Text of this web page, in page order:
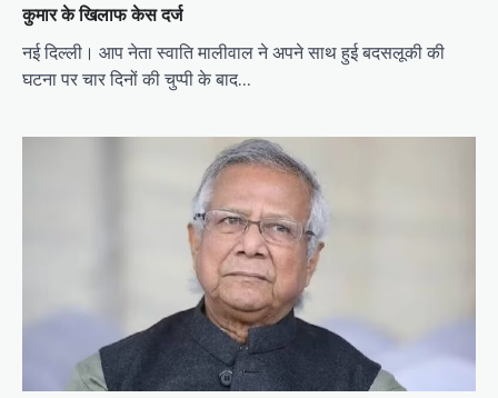
कुमार के खिलाफ केस दर्ज
नई दिल्ली। आप नेता स्वाति मालीवाल ने अपने साथ हुई बदसलूकी की
घटना पर चार दिनों की चुप्पी के बाद…